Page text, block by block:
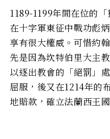
1189-1199年間在位的
在十字軍東征中戰功彪
享有很大權威。可惜約
先是因為坎特伯里大主
以逐出教會的「絕罰」
屈服，後又在1214年的
地賠款，確立法蘭西王